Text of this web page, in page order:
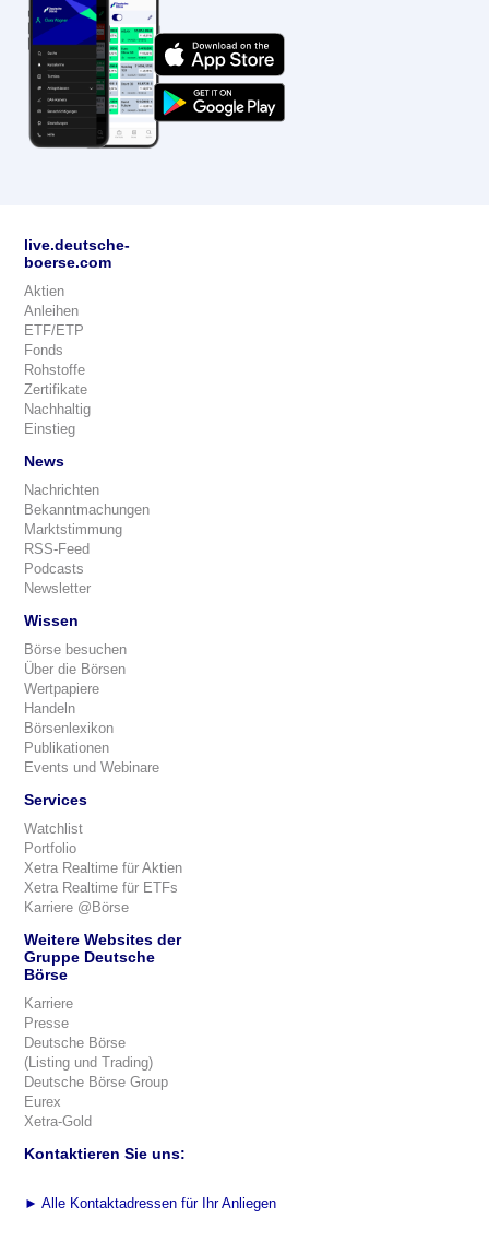
live.deutsche-
boerse.com
Aktien
Anleihen
ETF/ETP
Fonds
Rohstoffe
Zertifikate
Nachhaltig
Einstieg
News
Nachrichten
Bekanntmachungen
Marktstimmung
RSS-Feed
Podcasts
Newsletter
Wissen
Börse besuchen
Über die Börsen
Wertpapiere
Handeln
Börsenlexikon
Publikationen
Events und Webinare
Services
Watchlist
Portfolio
Xetra Realtime für Aktien
Xetra Realtime für ETFs
Karriere @Börse
Weitere Websites der
Gruppe Deutsche
Börse
Karriere
Presse
Deutsche Börse
(Listing und Trading)
Deutsche Börse Group
Eurex
Xetra-Gold
Kontaktieren Sie uns:
► Alle Kontaktadressen für Ihr Anliegen